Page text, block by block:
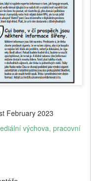
February 2023
výchova pracovní